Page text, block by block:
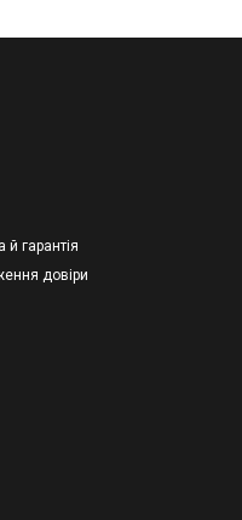
й гарантія
довіри